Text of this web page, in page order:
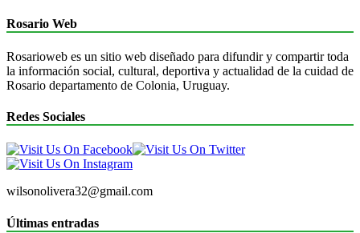
Rosario Web
Rosarioweb es un sitio web diseñado para difundir y compartir toda
la información social, cultural, deportiva y actualidad de la cuidad de
Rosario departamento de Colonia, Uruguay.
Redes Sociales
wilsonolivera32@gmail.com
Últimas entradas